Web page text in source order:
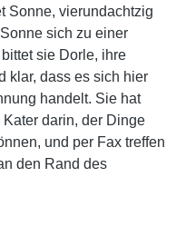
Sonne, vierundachtzig
sich zu einer
sie Dorle, ihre
klar, dass es sich hier
handelt. Sie hat
darin, der Dinge
und per Fax treffen
den Rand des